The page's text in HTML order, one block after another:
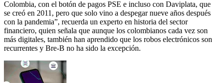
Colombia, con el botón de pagos PSE e incluso con Daviplata, que
se creó en 2011, pero que solo vino a despegar nueve años después
con la pandemia”, recuerda un experto en historia del sector
financiero, quien señala que aunque los colombianos cada vez son
más digitales, también han aprendido que los robos electrónicos son
recurrentes y Bre-B no ha sido la excepción.